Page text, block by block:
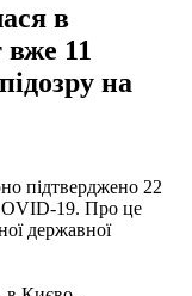
в
вже 11
на
підтверджено 22
19. Про це
державної